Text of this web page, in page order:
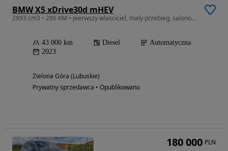
BMW X5 xDrive30d mHEV
2993 cm3 • 286 KM • pierwszy wlasciciel, maly przebieg, salonowy, swietny stan,
43 000 km Diesel
Automatyczna
2023
Zielona Góra (Lubuskie)
Prywatny sprzedawca • Opublikowano
180 000 PLN